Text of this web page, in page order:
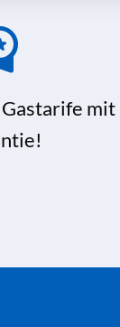
mit